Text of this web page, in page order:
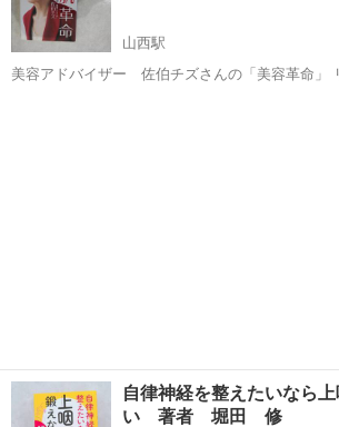
山西駅
美容アドバイザー 佐伯チズさんの「美容革命」 リンパマッサージの
自律神経を整えたいなら
い 著者 堀田 修